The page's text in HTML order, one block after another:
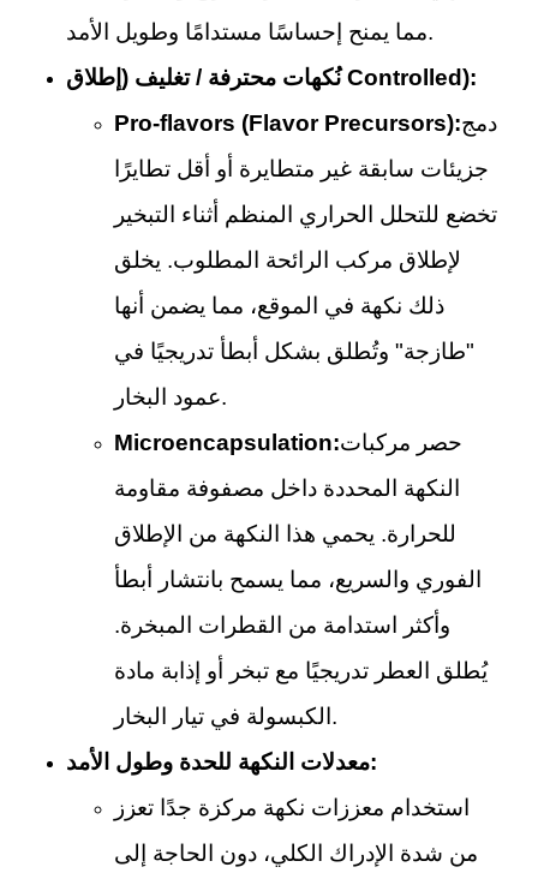
مما يمنح إحساسًا مستدامًا وطويل الأمد.
نُكهات محترفة / تغليف (إطلاق Controlled):
Pro-flavors (Flavor Precursors):دمج
جزيئات سابقة غير متطايرة أو أقل تطايرًا
تخضع للتحلل الحراري المنظم أثناء التبخير
لإطلاق مركب الرائحة المطلوب. يخلق
ذلك نكهة في الموقع، مما يضمن أنها
"طازجة" وتُطلق بشكل أبطأ تدريجيًا في
عمود البخار.
Microencapsulation:حصر مركبات
النكهة المحددة داخل مصفوفة مقاومة
للحرارة. يحمي هذا النكهة من الإطلاق
الفوري والسريع، مما يسمح بانتشار أبطأ
وأكثر استدامة من القطرات المبخرة.
يُطلق العطر تدريجيًا مع تبخر أو إذابة مادة
الكبسولة في تيار البخار.
معدلات النكهة للحدة وطول الأمد:
استخدام معززات نكهة مركزة جدًا تعزز
من شدة الإدراك الكلي، دون الحاجة إلى